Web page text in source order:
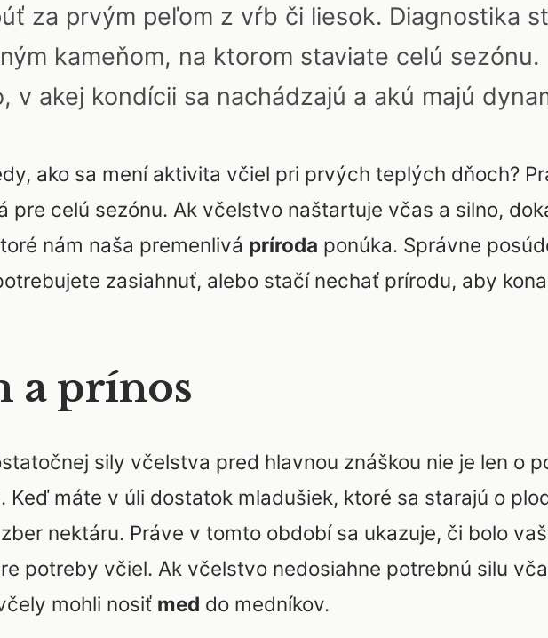
za prvým peľom z vŕb či liesok. Diagnostika
kameňom, na ktorom staviate celú
v akej kondícii sa nachádzajú a akú majú
ako sa mení aktivita včiel pri prvých teplých dňoch?
pre celú sezónu. Ak včelstvo naštartuje včas a silno,
nám naša premenlivá príroda ponúka. Správne
zasiahnuť, alebo stačí nechať prírodu, aby
a prínos
sily včelstva pred hlavnou znáškou nie je len o
Keď máte v úli dostatok mladušiek, ktoré sa starajú o
nektáru. Práve v tomto období sa ukazuje, či bolo
potreby včiel. Ak včelstvo nedosiahne potrebnú silu
mohli nosiť med do medníkov.